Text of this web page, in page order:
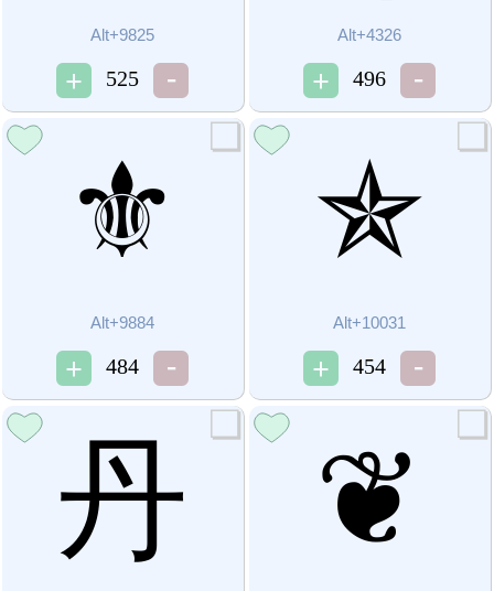
Alt+9825
525
Alt+4326
496
⚜
Alt+9884
484
✯
Alt+10031
454
丹 ❦